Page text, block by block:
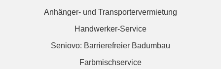
Anhänger- und Transportervermietung
Handwerker-Service
Seniovo: Barrierefreier Badumbau
Farbmischservice